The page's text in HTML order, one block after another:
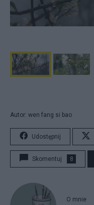
Autor: wen fang si bao
Udostępnij
Skomentuj 8
O mnie